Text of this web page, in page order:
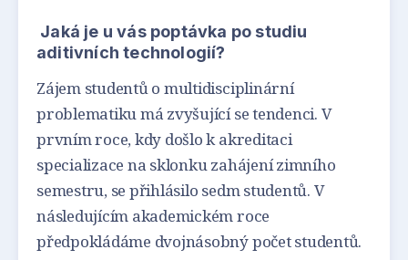
Jaká je u vás poptávka po studiu
aditivních technologií?
Zájem studentů o multidisciplinární
problematiku má zvyšující se tendenci. V
prvním roce, kdy došlo k akreditaci
specializace na sklonku zahájení zimního
semestru, se přihlásilo sedm studentů. V
následujícím akademickém roce
předpokládáme dvojnásobný počet studentů.